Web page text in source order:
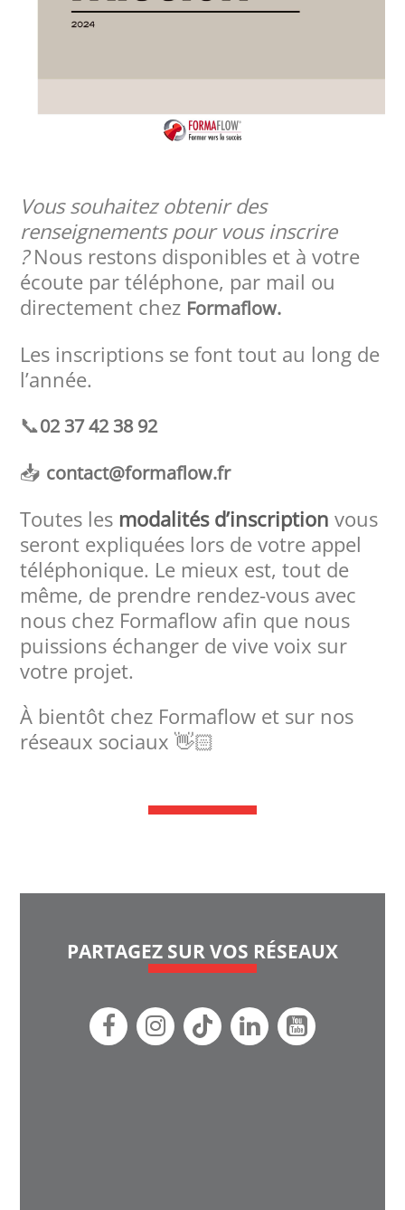
Vous souhaitez obtenir des
renseignements pour vous inscrire
?Nous restons disponibles et à votre
écoute par téléphone, par mail ou
directement chez Formaflow.
Les inscriptions se font tout au long de
l’année.
📞02 37 42 38 92
📥 contact@formaflow.fr
Toutes les modalités d’inscription vous
seront expliquées lors de votre appel
téléphonique. Le mieux est, tout de
même, de prendre rendez-vous avec
nous chez Formaflow afin que nous
puissions échanger de vive voix sur
votre projet.
À bientôt chez Formaflow et sur nos
réseaux sociaux 👋🏻
PARTAGEZ SUR VOS RÉSEAUX